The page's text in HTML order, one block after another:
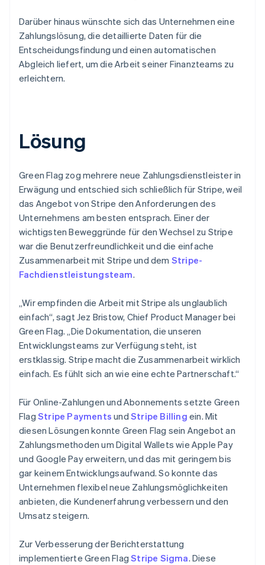
Darüber hinaus wünschte sich das Unternehmen eine
Zahlungslösung, die detaillierte Daten für die
Entscheidungsfindung und einen automatischen
Abgleich liefert, um die Arbeit seiner Finanzteams zu
erleichtern.
Lösung
Green Flag zog mehrere neue Zahlungsdienstleister in
Erwägung und entschied sich schließlich für Stripe, weil
das Angebot von Stripe den Anforderungen des
Unternehmens am besten entsprach. Einer der
wichtigsten Beweggründe für den Wechsel zu Stripe
war die Benutzerfreundlichkeit und die einfache
Zusammenarbeit mit Stripe und dem Stripe-
Fachdienstleistungsteam.
„Wir empfinden die Arbeit mit Stripe als unglaublich
einfach“, sagt Jez Bristow, Chief Product Manager bei
Green Flag. „Die Dokumentation, die unseren
Entwicklungsteams zur Verfügung steht, ist
erstklassig. Stripe macht die Zusammenarbeit wirklich
einfach. Es fühlt sich an wie eine echte Partnerschaft.“
Für Online-Zahlungen und Abonnements setzte Green
Flag Stripe Payments und Stripe Billing ein. Mit
diesen Lösungen konnte Green Flag sein Angebot an
Zahlungsmethoden um Digital Wallets wie Apple Pay
und Google Pay erweitern, und das mit geringem bis
gar keinem Entwicklungsaufwand. So konnte das
Unternehmen flexibel neue Zahlungsmöglichkeiten
anbieten, die Kundenerfahrung verbessern und den
Umsatz steigern.
Zur Verbesserung der Berichterstattung
implementierte Green FlagStripe Sigma. Diese